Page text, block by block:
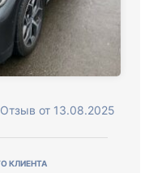
от 13.08.2025
КЛИЕНТА